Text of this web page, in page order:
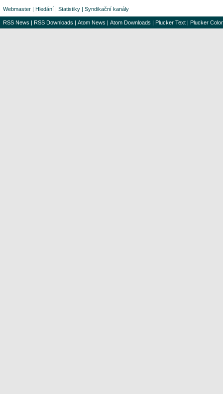
Webmaster | Hledání | Statistiky | Syndikační kanály
RSS News | RSS Downloads | Atom News | Atom Downloads | Plucker Text | Plucker Color